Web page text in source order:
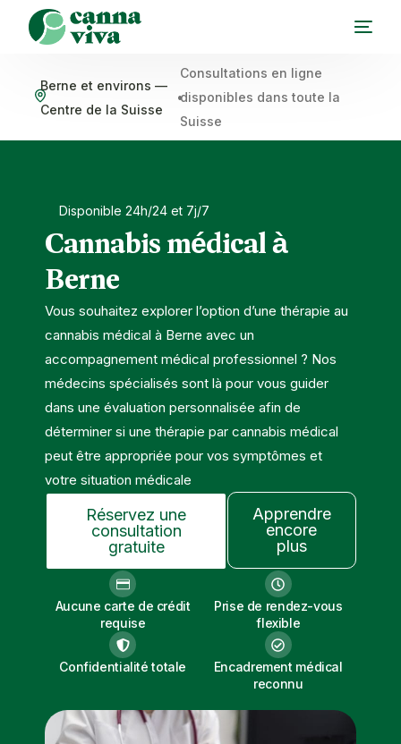
Berne et environs —
Centre de la Suisse
•
Consultations en ligne
disponibles dans toute la
Suisse
Disponible 24h/24 et 7j/7
Cannabis médical à
Berne
Vous souhaitez explorer l’option d’une thérapie au
cannabis médical à Berne avec un
accompagnement médical professionnel ? Nos
médecins spécialisés sont là pour vous guider
dans une évaluation personnalisée afin de
déterminer si une thérapie par cannabis médical
peut être appropriée pour vos symptômes et
votre situation médicale
Réservez une
consultation
gratuite
Apprendre
encore
plus
Aucune carte de crédit
requise
Prise de rendez-vous
flexible
Confidentialité totale
Encadrement médical
reconnu